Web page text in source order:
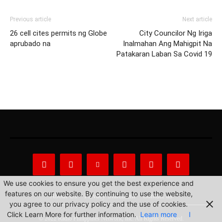
Previous article
26 cell cites permits ng Globe
aprubado na
Next article
City Councilor Ng Iriga
Inalmahan Ang Mahigpit Na
Patakaran Laban Sa Covid 19
About Us Privacy Statement Contact us
© 2022 Radio Philippines Network, Inc. All Rights Reserved.
We use cookies to ensure you get the best experience and
features on our website. By continuing to use the website,
you agree to our privacy policy and the use of cookies.
Click Learn More for further information. Learn more
I